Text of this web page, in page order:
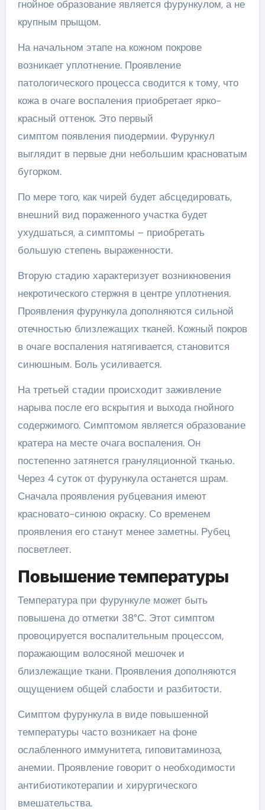
гнойное образование является фурункулом, а не
крупным прыщом.
На начальном этапе на кожном покрове
возникает уплотнение. Проявление
патологического процесса сводится к тому, что
кожа в очаге воспаления приобретает ярко-
красный оттенок. Это первый
симптом появления пиодермии. Фурункул
выглядит в первые дни небольшим красноватым
бугорком.
По мере того, как чирей будет абсцедировать,
внешний вид пораженного участка будет
ухудшаться, а симптомы – приобретать
большую степень выраженности.
Вторую стадию характеризует возникновения
некротического стержня в центре уплотнения.
Проявления фурункула дополняются сильной
отечностью близлежащих тканей. Кожный покров
в очаге воспаления натягивается, становится
синюшным. Боль усиливается.
На третьей стадии происходит заживление
нарыва после его вскрытия и выхода гнойного
содержимого. Симптомом является образование
кратера на месте очага воспаления. Он
постепенно затянется грануляционной тканью.
Через 4 суток от фурункула останется шрам.
Сначала проявления рубцевания имеют
красновато-синюю окраску. Со временем
проявления его станут менее заметны. Рубец
посветлеет.
Повышение температуры
Температура при фурункуле может быть
повышена до отметки 38°С. Этот симптом
провоцируется воспалительным процессом,
поражающим волосяной мешочек и
близлежащие ткани. Проявления дополняются
ощущением общей слабости и разбитости.
Симптом фурункула в виде повышенной
температуры часто возникает на фоне
ослабленного иммунитета, гиповитаминоза,
анемии. Проявление говорит о необходимости
антибиотикотерапии и хирургического
вмешательства.